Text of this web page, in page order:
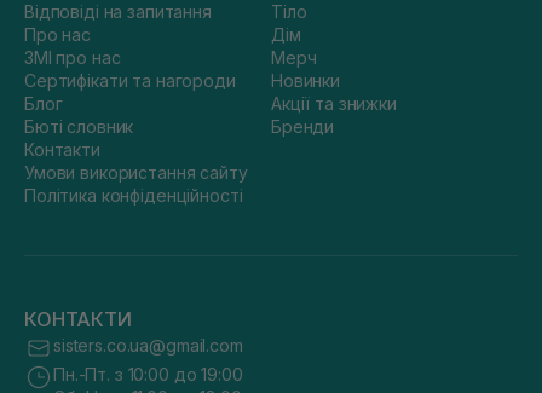
Відповіді на запитання
Про нас
ЗМІ про нас
Сертифікати та нагороди
Блог
Бюті словник
Контакти
Умови використання сайту
Політика конфіденційності
Тіло
Дім
Мерч
Новинки
Акції та знижки
Бренди
КОНТАКТИ
sisters.co.ua@gmail.com
Пн.-Пт. з 10:00 до 19:00